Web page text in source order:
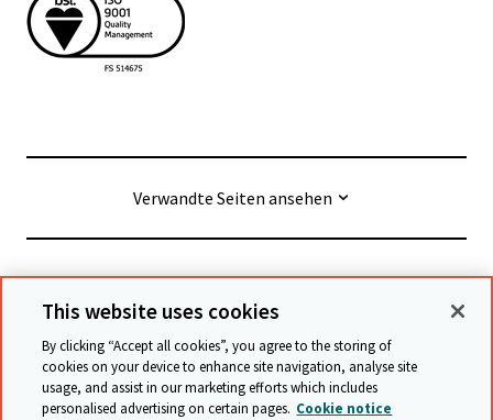
Verwandte Seiten ansehen
© Cambridge University Press & Assessment
Geschäftsbedingungen
Datenschutz
Erklärung zur Barrierefreiheit
This website uses cookies
By clicking “Accept all cookies”, you agree to the storing of
cookies on your device to enhance site navigation, analyse site
usage, and assist in our marketing efforts which includes
personalised advertising on certain pages. Cookie notice